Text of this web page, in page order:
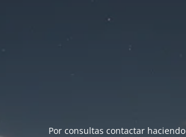
Por consultas contactar haciendo